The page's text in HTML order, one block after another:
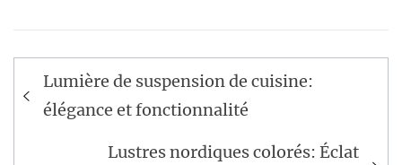
Navigation
de
l’article
Lumière de suspension de cuisine:
élégance et fonctionnalité
Lustres nordiques colorés: Éclat